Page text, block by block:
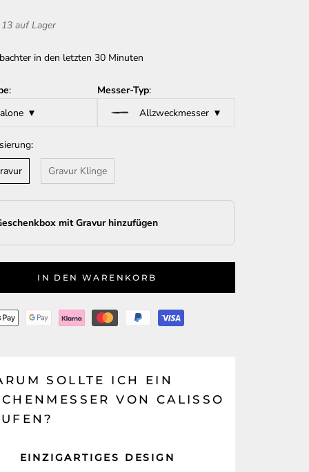
auf Lager
in den letzten 30 Minuten
:
Messer-Typ:
Allzweckmesser
Gravur Klinge
mit Gravur hinzufügen
IN DEN WARENKORB
SOLLTE ICH EIN
VON CALISSO
EINZIGARTIGES DESIGN